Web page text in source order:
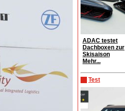
ADAC testet
Dachboxen zur
Skisaison
Mehr...
Test